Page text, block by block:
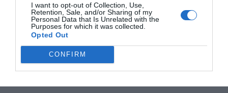
I want to opt-out of Collection, Use,
Retention, Sale, and/or Sharing of my
Personal Data that Is Unrelated with the
Purposes for which it was collected.
Opted Out
CONFIRM